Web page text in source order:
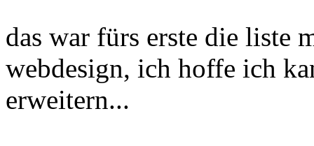
das war fürs erste die liste
webdesign, ich hoffe ich
erweitern...